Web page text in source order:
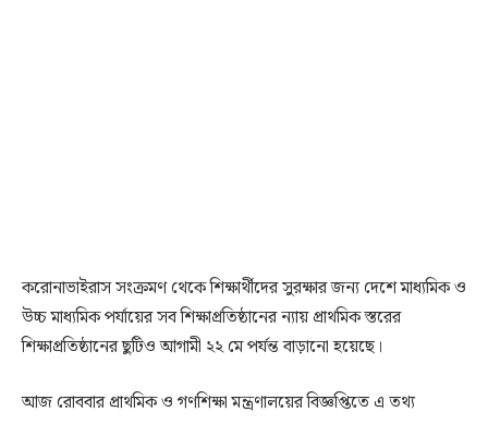
করোনাভাইরাস সংক্রমণ থেকে শিক্ষার্থীদের সুরক্ষার জন্য দেশে মাধ্যমিক ও
উচ্চ মাধ্যমিক পর্যায়ের সব শিক্ষাপ্রতিষ্ঠানের ন্যায় প্রাথমিক স্তরের
শিক্ষাপ্রতিষ্ঠানের ছুটিও আগামী ২২ মে পর্যন্ত বাড়ানো হয়েছে।
আজ রোববার প্রাথমিক ও গণশিক্ষা মন্ত্রণালয়ের বিজ্ঞপ্তিতে এ তথ্য